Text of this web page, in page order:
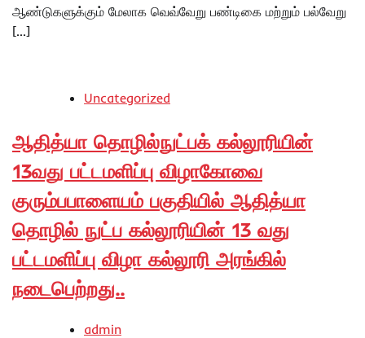
ஆண்டுகளுக்கும் மேலாக வெவ்வேறு பண்டிகை மற்றும் பல்வேறு
[…]
Uncategorized
ஆதித்யா தொழில்நுட்பக் கல்லூரியின்
13வது பட்டமளிப்பு விழாகோவை
குரும்பபாளையம் பகுதியில் ஆதித்யா
தொழில் நுட்ப கல்லூரியின் 13 வது
பட்டமளிப்பு விழா கல்லூரி அரங்கில்
நடைபெற்றது..
admin